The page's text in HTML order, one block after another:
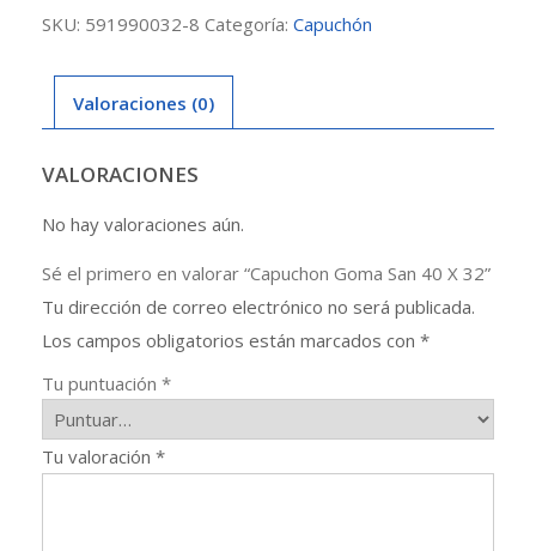
X
cantidad
SKU: 591990032-8 Categoría: Capuchón
Valoraciones (0)
VALORACIONES
No hay valoraciones aún.
Sé el primero en valorar “Capuchon Goma San 40 X 32”
Tu dirección de correo electrónico no será publicada.
Los campos obligatorios están marcados con *
Tu puntuación *
Tu valoración *